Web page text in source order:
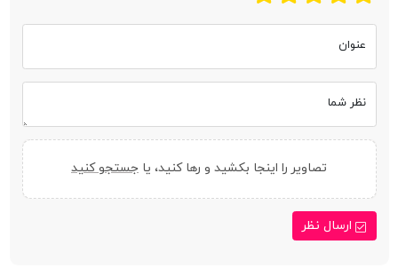
عنوان
نظر شما
تصاویر را اینجا بکشید و رها کنید، یا جستجو کنید
ارسال نظر